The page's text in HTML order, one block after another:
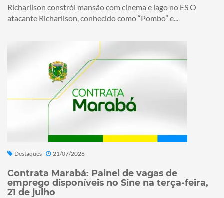
Richarlison constrói mansão com cinema e lago no ES O
atacante Richarlison, conhecido como “Pombo” e...
Destaques 21/07/2026
Contrata Marabá: Painel de vagas de
emprego disponíveis no Sine na terça-feira,
21 de julho